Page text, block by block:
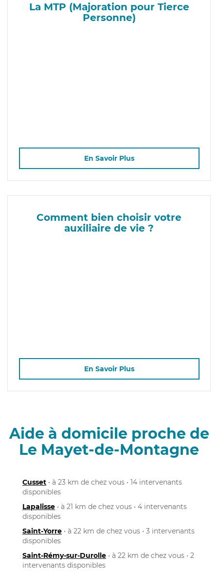
La MTP (Majoration pour Tierce
Personne)
En Savoir Plus
Comment bien choisir votre
auxiliaire de vie ?
En Savoir Plus
Aide à domicile proche de
Le Mayet-de-Montagne
Cusset • à 23 km de chez vous • 14 intervenants
disponibles
Lapalisse • à 21 km de chez vous • 4 intervenants
disponibles
Saint-Yorre • à 22 km de chez vous • 3 intervenants
disponibles
Saint-Rémy-sur-Durolle • à 22 km de chez vous • 2
intervenants disponibles